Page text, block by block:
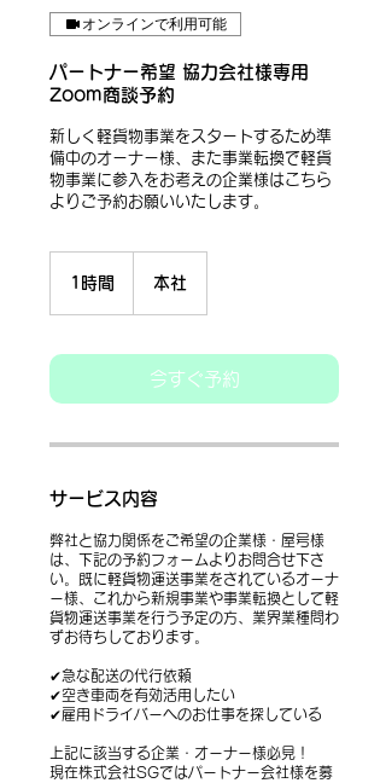
オンラインで利用可能
パートナー希望 協力会社様専用
Zoom商談予約
新しく軽貨物事業をスタートするため準
備中のオーナー様、また事業転換で軽貨
物事業に参入をお考えの企業様はこちら
よりご予約お願いいたします。
1時間 本社
今すぐ予約
サービス内容
弊社と協力関係をご希望の企業様・屋号様
は、下記の予約フォームよりお問合せ下さ
い。既に軽貨物運送事業をされているオーナ
ー様、これから新規事業や事業転換として軽
貨物運送事業を行う予定の方、業界業種問わ
ずお待ちしております。
✔急な配送の代行依頼
✔空き車両を有効活用したい
✔雇用ドライバーへのお仕事を探している
上記に該当する企業・オーナー様必見！
現在株式会社SGではパートナー会社様を募